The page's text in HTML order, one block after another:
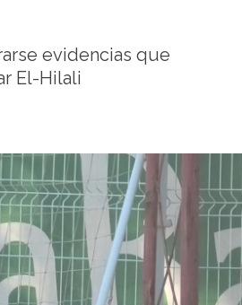
evidencias que
El-Hilali